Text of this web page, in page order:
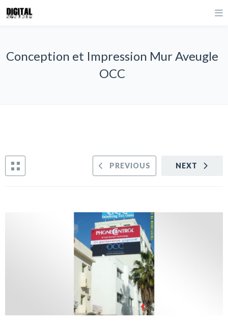
Conception et Impression Mur Aveugle
OCC
NEXT
PREVIOUS